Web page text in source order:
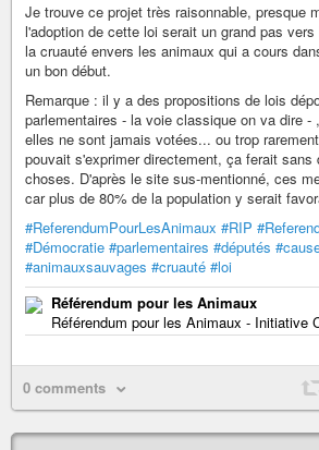
Je trouve ce projet très raisonnable, presque
l'adoption de cette loi serait un grand pas
la cruauté envers les animaux qui a cours
un bon début.
Remarque : il y a des propositions de lois
parlementaires - la voie classique on va dire -
elles ne sont jamais votées... ou trop
pouvait s'exprimer directement, ça ferait sans
choses. D'après le site sus-mentionné, ces
car plus de 80% de la population y serait
#ReferendumPourLesAnimaux #RIP
#Démocratie #parlementaires #députés
#animauxsauvages #cruauté #loi
Référendum pour les Animaux
Référendum pour les Animaux - Initiative
0 comments